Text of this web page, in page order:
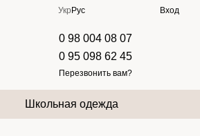
Укр Рус Вход
0 98 004 08 07
0 95 098 62 45
Перезвонить вам?
Школьная одежда